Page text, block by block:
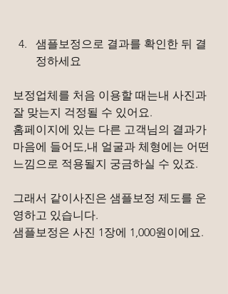
샘플보정으로 결과를 확인한 뒤 결
정하세요
보정업체를 처음 이용할 때는내 사진과
잘 맞는지 걱정될 수 있어요.
홈페이지에 있는 다른 고객님의 결과가
마음에 들어도,내 얼굴과 체형에는 어떤
느낌으로 적용될지 궁금하실 수 있죠.
그래서 같이사진은 샘플보정 제도를 운
영하고 있습니다.
샘플보정은 사진 1장에 1,000원이에요.